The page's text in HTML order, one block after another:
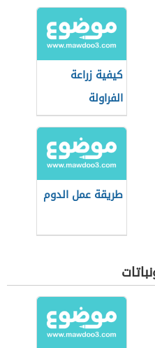
كيفية زراعة
الفراولة
طريقة عمل الدوم